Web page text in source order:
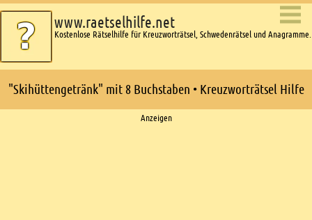
www.raetselhilfe.net
Kostenlose Rätselhilfe für Kreuzworträtsel, Schwedenrätsel und Anagramme.
"Skihüttengetränk" mit 8 Buchstaben • Kreuzworträtsel Hilfe
Anzeigen